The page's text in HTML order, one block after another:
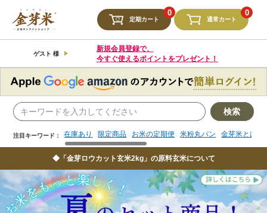
定期カート
0
通常カート
0
ゲスト 様
新規会員登録で、
今すぐ使えるポイントをプレゼント！
検索
注目キーワード： 在庫あり 限定商品 お米の定期便 米粉丸パン 金芽米とは
注目キーワード： 限定商品 お米の定期便 米粉丸パン 金芽米とは
◆「金芽ロウカット玄米2kg」の原料玄米について